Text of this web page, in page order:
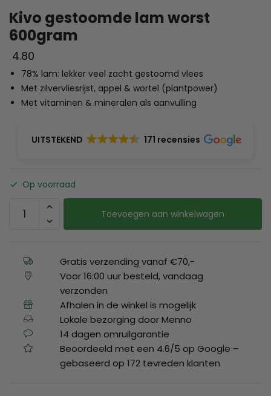
Kivo gestoomde lam worst
600gram
4.80
78% lam: lekker veel zacht gestoomd vlees
Met zilvervliesrijst, appel & wortel (plantpower)
Met vitaminen & mineralen als aanvulling
UITSTEKEND 171 recensies
Op voorraad
Toevoegen aan winkelwagen
Gratis verzending vanaf €70,-
Voor 16:00 uur besteld, vandaag
verzonden
Afhalen in de winkel is mogelijk
Lokale bezorging door Menno
14 dagen omruilgarantie
Beoordeeld met een 4.6/5 op Google –
gebaseerd op 172 tevreden klanten